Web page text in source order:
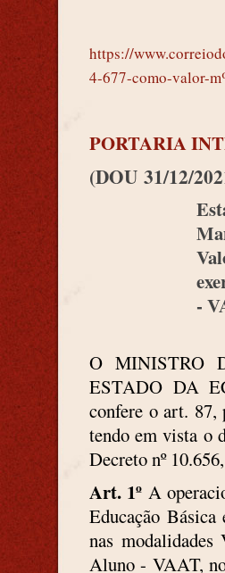
https://
4-677-como-valor-
PORTARIA
(DOU 31/12/
-
O MINISTRO
ESTADO DA
confere o art.
tendo em vista o
Decreto nº
Art. 1º A
Educação
nas
Aluno - VAAT,